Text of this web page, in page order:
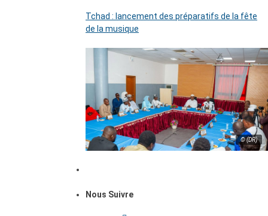
Tchad : lancement des préparatifs de la fête
de la musique
© (DR)
Nous Suivre